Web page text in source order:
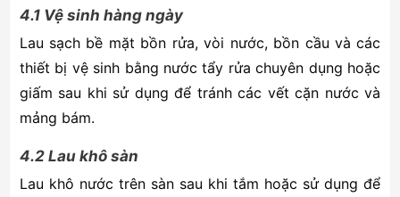
4.1 Vệ sinh hàng ngày
Lau sạch bề mặt bồn rửa, vòi nước, bồn cầu và các
thiết bị vệ sinh bằng nước tẩy rửa chuyên dụng hoặc
giấm sau khi sử dụng để tránh các vết cặn nước và
mảng bám.
4.2 Lau khô sàn
Lau khô nước trên sàn sau khi tắm hoặc sử dụng để